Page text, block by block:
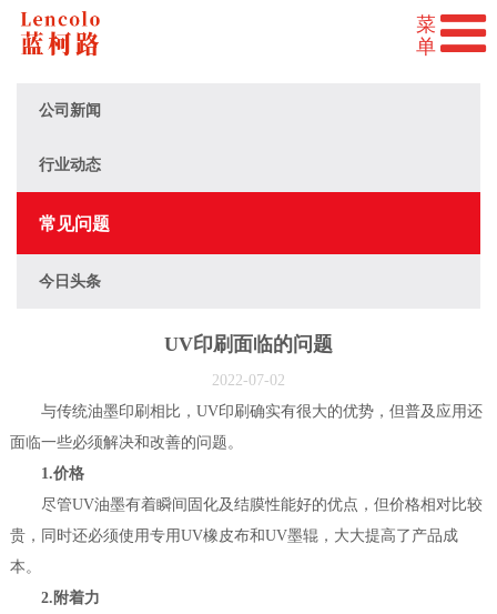
公司新闻
行业动态
常见问题
今日头条
UV印刷面临的问题
2022-07-02
与传统油墨印刷相比，UV印刷确实有很大的优势，但普及应用还
面临一些必须解决和改善的问题。
1.价格
尽管UV油墨有着瞬间固化及结膜性能好的优点，但价格相对比较
贵，同时还必须使用专用UV橡皮布和UV墨辊，大大提高了产品成
本。
2.附着力